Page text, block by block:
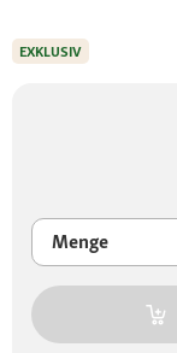
Menge
EXKLUSIV